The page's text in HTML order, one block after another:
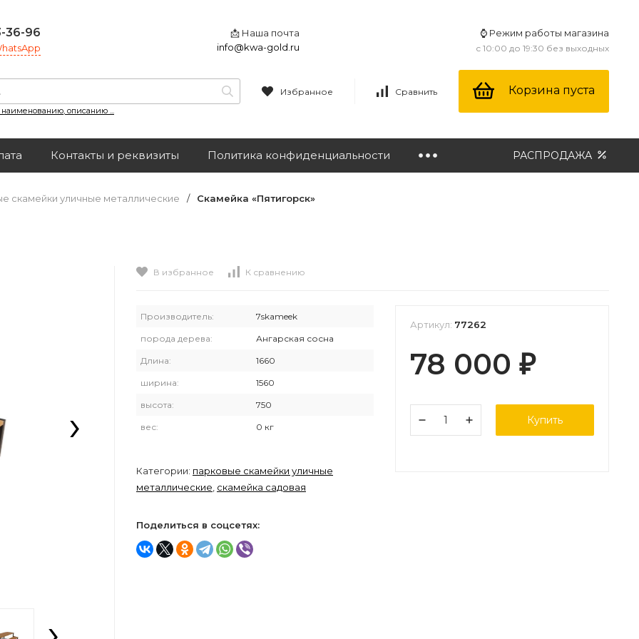
36-96
📩 Наша почта
info@kwa-gold.ru
⌚ Режим работы магазина
с 10:00 до 19:30 без выходных
наименованию, описанию ...
Избранное Сравнить Корзина пуста
Контакты и реквизиты Политика конфиденциальности РАСПРОДАЖА
скамейки уличные металлические / Скамейка «Пятигорск»
›
В избранное К сравнению
Производитель: 7skameek
порода дерева: Ангарская сосна
Длина: 1660
ширина: 1560
высота: 750
вес: 0 кг
Категории: парковые скамейки уличные
металлические скамейка садовая
Поделиться в соцсетях:
Артикул: 77262
78 000 ₽
Купить